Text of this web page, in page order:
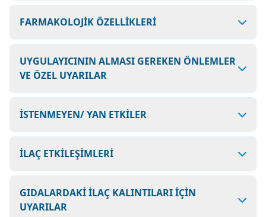
FARMAKOLOJİK ÖZELLİKLERİ
UYGULAYICININ ALMASI GEREKEN ÖNLEMLER
VE ÖZEL UYARILAR
İSTENMEYEN/ YAN ETKİLER
İLAÇ ETKİLEŞİMLERİ
GIDALARDAKİ İLAÇ KALINTILARI İÇİN
UYARILAR